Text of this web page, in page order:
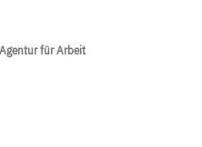
für Arbeit